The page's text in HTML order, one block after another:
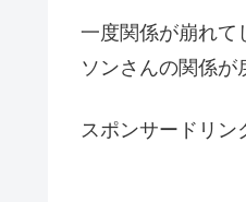
一度関係が崩れて
ソンさんの関係が
スポンサードリン